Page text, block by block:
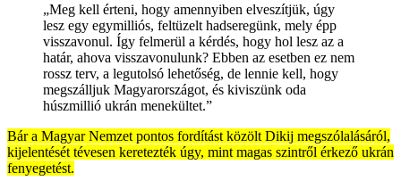
„Meg kell érteni, hogy amennyiben elveszítjük, úgy
lesz egy egymilliós, feltüzelt hadseregünk, mely épp
visszavonul. Így felmerül a kérdés, hogy hol lesz az a
határ, ahova visszavonulunk? Ebben az esetben ez nem
rossz terv, a legutolsó lehetőség, de lennie kell, hogy
megszálljuk Magyarországot, és kiviszünk oda
húszmillió ukrán menekültet.”
Bár a Magyar Nemzet pontos fordítást közölt Dikij megszólalásáról,
kijelentését tévesen keretezték úgy, mint magas szintről érkező ukrán
fenyegetést.